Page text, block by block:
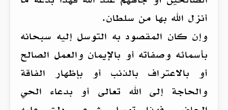
أنزل الله بها من سلطان.
وإن كان المقصود به التوسل إليه سبحانه
بأسمائه وصفاته أو بالإيمان والعمل الصالح
أو بالاعتراف بالذنب أو بإظهار الفاقة
والحاجة إلى الله تعالى أو بدعاء الحي